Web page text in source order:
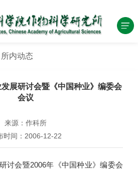
所内动态
展研讨会暨《中国种业》编委会
会议
来源：作科所
时间：2006-12-22
会暨2006年《中国种业》编委会